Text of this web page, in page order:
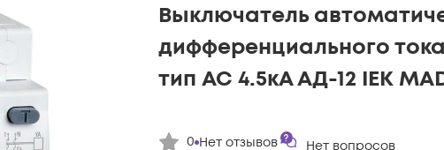
Возврат
Вопросы и
База знаний
Выключатель
дифференциального
тип AC 4.5кА АД-12 IEK
0 Нет отзывов Нет вопросов